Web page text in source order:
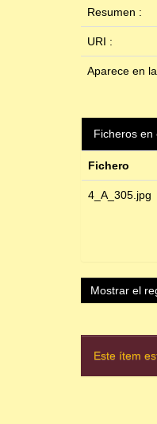
Resumen :
URI :
Aparece en
Ficheros en
Fichero
4_A_305.jpg
Mostrar el
Este ítem